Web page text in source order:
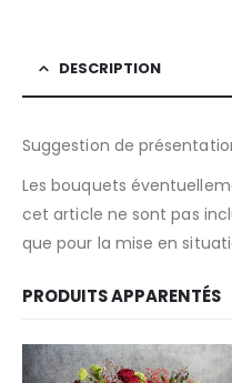
DESCRIPTION
Suggestion de
Les bouquets
cet article ne sont pas
que pour la mise en
PRODUITS APPARENTÉS